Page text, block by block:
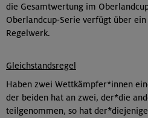
die Gesamtwertung im
Oberlandcup-Serie verfügt über
Regelwerk.
Gleichstandsregel
Haben zwei Wettkämpfer*innen
der beiden hat an zwei, der*die
teilgenommen, so hat